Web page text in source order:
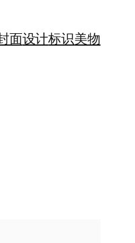
面设计标识美物